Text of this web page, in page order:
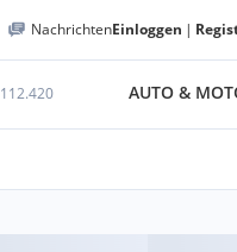
NachrichtenEinloggen |
112.420 AUTO &